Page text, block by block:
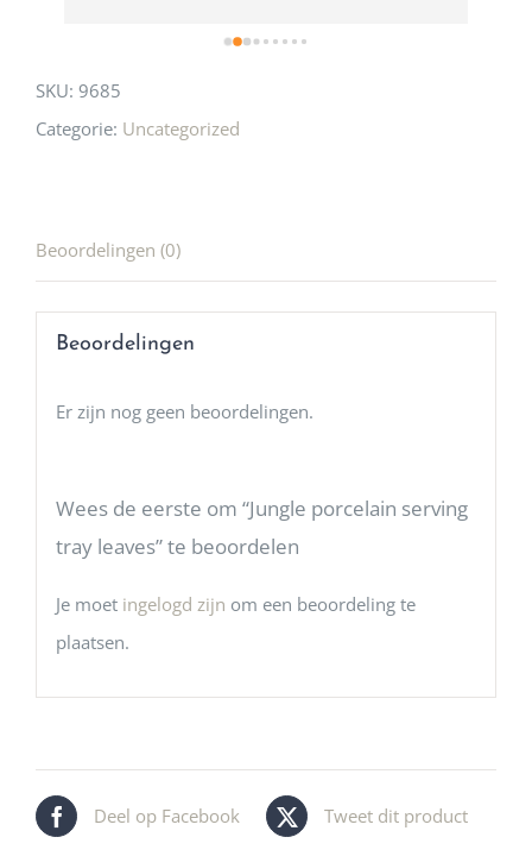
SKU: 9685
Categorie: Uncategorized
Beoordelingen (0)
Beoordelingen
Er zijn nog geen beoordelingen.
Wees de eerste om “Jungle porcelain serving
tray leaves” te beoordelen
Je moet ingelogd zijn om een beoordeling te
plaatsen.
Deel op Facebook Tweet dit product